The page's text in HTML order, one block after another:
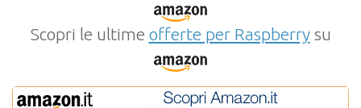
Scopri le ultime offerte per Raspberrysu